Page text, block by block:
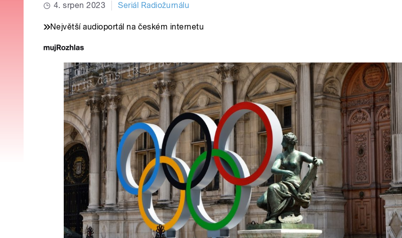
4. srpen 2023 Seriál Radiožurnálu
Největší audioportál na českém internetu